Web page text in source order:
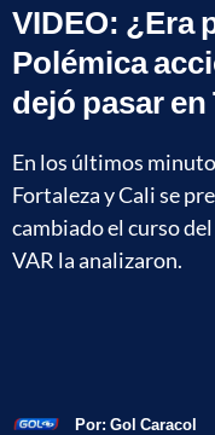
VIDEO: ¿Era
Polémica
dejó pasar en
En los últimos
Fortaleza y Cali se
cambiado el curso
VAR la analizaron.
Por: Gol Caracol